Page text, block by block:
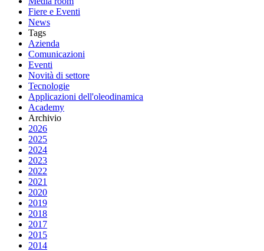
Fiere e Eventi
News
Tags
Azienda
Comunicazioni
Eventi
Novità di settore
Tecnologie
Applicazioni dell'oleodinamica
Academy
Archivio
2026
2025
2024
2023
2022
2021
2020
2019
2018
2017
2015
2014